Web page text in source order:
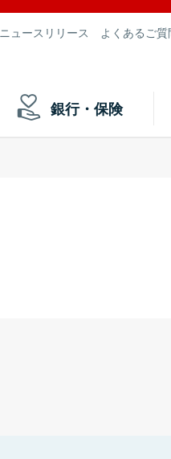
ニュースリリース よくあるご
銀行・保険